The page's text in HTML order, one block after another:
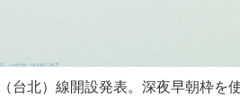
台北）線開設発表。深夜早朝枠を